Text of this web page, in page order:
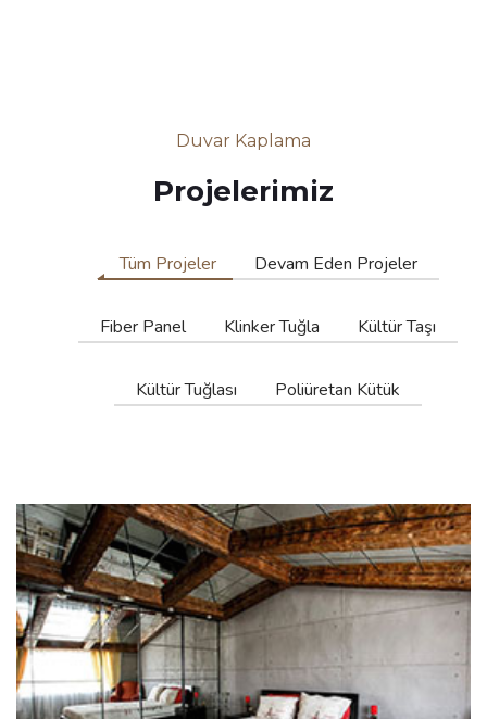
Duvar Kaplama
Projelerimiz
Tüm Projeler Devam Eden Projeler
Fiber Panel Klinker Tuğla Kültür Taşı
Kültür Tuğlası Poliüretan Kütük